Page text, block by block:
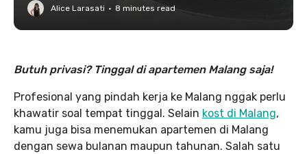
Alice Larasati · 8 minutes read
Butuh privasi? Tinggal di apartemen Malang saja!
Profesional yang pindah kerja ke Malang nggak perlu
khawatir soal tempat tinggal. Selain kost di Malang,
kamu juga bisa menemukan apartemen di Malang
dengan sewa bulanan maupun tahunan. Salah satu